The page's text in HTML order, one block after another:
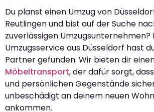
Du planst einen Umzug von
Reutlingen und bist auf der Suche
zuverlässigen Umzugsunternehmen?
Umzugsservice aus Düsseldorf hast
Partner gefunden. Wir bieten dir
Möbeltransport, der dafür sorgt,
und persönlichen Gegenstände
unbeschädigt an deinem neuen
ankommen.